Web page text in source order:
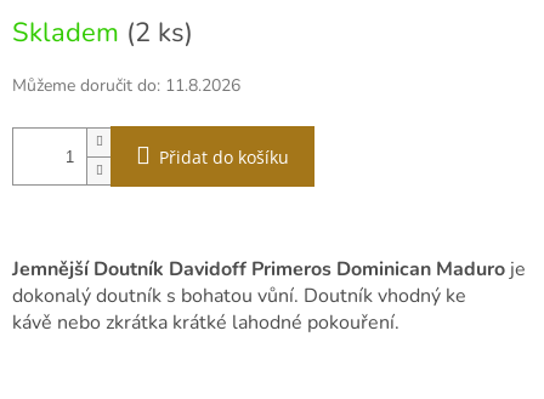
cena:
Skladem (2 ks)
Můžeme doručit do: 11.8.2026
Přidat do košíku
Jemnější Doutník Davidoff Primeros Dominican Maduroje
dokonalý doutník s bohatou vůní. Doutník vhodný ke
kávě nebo zkrátka krátké lahodné pokouření.